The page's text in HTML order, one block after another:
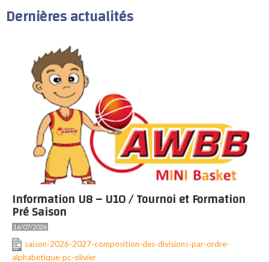
Dernières actualités
Information U8 – U10 / Tournoi et Formation
Pré Saison
16/07/2026
saison-2026-2027-composition-des-divisions-par-ordre-
alphabetique-pc-olivier